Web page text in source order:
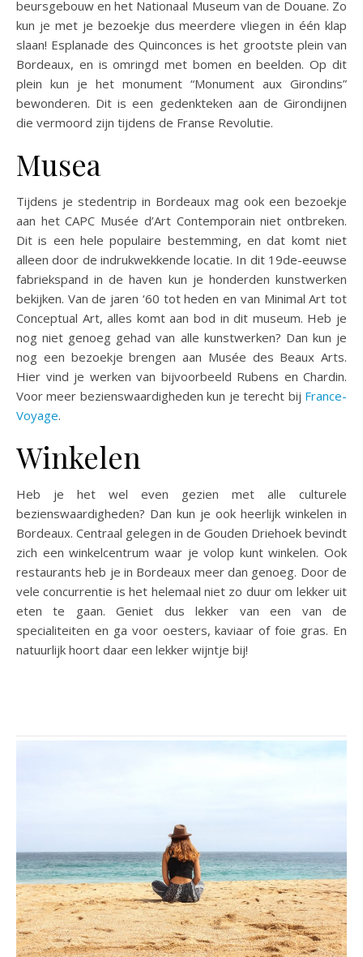
beursgebouw en het Nationaal Museum van de Douane. Zo
kun je met je bezoekje dus meerdere vliegen in één klap
slaan! Esplanade des Quinconces is het grootste plein van
Bordeaux, en is omringd met bomen en beelden. Op dit
plein kun je het monument “Monument aux Girondins”
bewonderen. Dit is een gedenkteken aan de Girondijnen
die vermoord zijn tijdens de Franse Revolutie.
Musea
Tijdens je stedentrip in Bordeaux mag ook een bezoekje
aan het CAPC Musée d’Art Contemporain niet ontbreken.
Dit is een hele populaire bestemming, en dat komt niet
alleen door de indrukwekkende locatie. In dit 19de-eeuwse
fabriekspand in de haven kun je honderden kunstwerken
bekijken. Van de jaren ‘60 tot heden en van Minimal Art tot
Conceptual Art, alles komt aan bod in dit museum. Heb je
nog niet genoeg gehad van alle kunstwerken? Dan kun je
nog een bezoekje brengen aan Musée des Beaux Arts.
Hier vind je werken van bijvoorbeeld Rubens en Chardin.
Voor meer bezienswaardigheden kun je terecht bij France-
Voyage.
Winkelen
Heb je het wel even gezien met alle culturele
bezienswaardigheden? Dan kun je ook heerlijk winkelen in
Bordeaux. Centraal gelegen in de Gouden Driehoek bevindt
zich een winkelcentrum waar je volop kunt winkelen. Ook
restaurants heb je in Bordeaux meer dan genoeg. Door de
vele concurrentie is het helemaal niet zo duur om lekker uit
eten te gaan. Geniet dus lekker van een van de
specialiteiten en ga voor oesters, kaviaar of foie gras. En
natuurlijk hoort daar een lekker wijntje bij!